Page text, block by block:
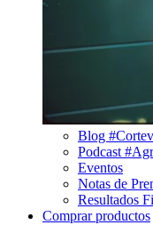
Blog
Podcast
Eventos
Notas de
Resultados
Comprar productos